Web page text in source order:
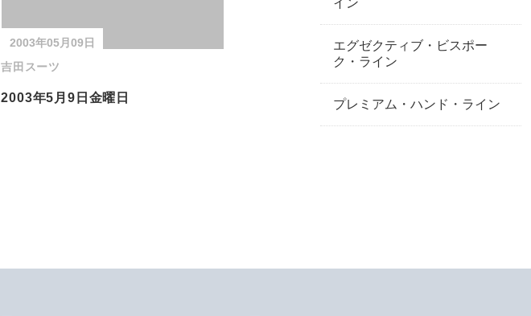
2003年05月09日
吉田スーツ
2003年5月9日金曜日
イン
エグゼクティブ・ビスポー
ク・ライン
プレミアム・ハンド・ライン